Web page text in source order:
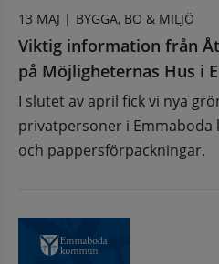
13 MAJ | BYGGA, BO & MILJÖ
Viktig information från
på Möjligheternas Hus i
I slutet av april fick vi nya
privatpersoner i Emmaboda
och pappersförpackningar.